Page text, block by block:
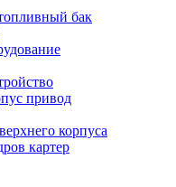
бак
привод
корпуса
картер